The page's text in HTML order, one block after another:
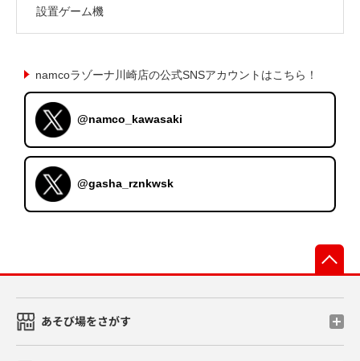
設置ゲーム機
namcoラゾーナ川崎店の公式SNSアカウントはこちら！
@namco_kawasaki
@gasha_rznkwsk
あそび場をさがす